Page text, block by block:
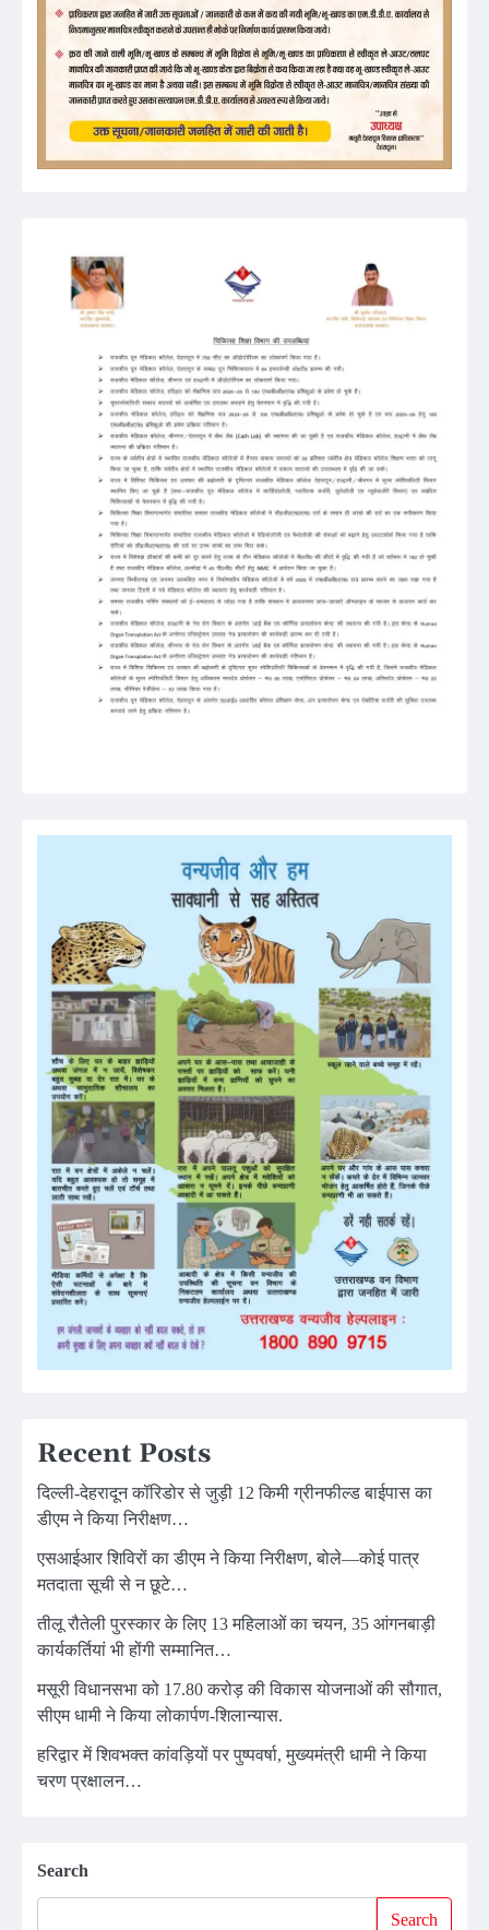
Recent Posts
दिल्ली-देहरादून कॉरिडोर से जुड़ी 12 किमी ग्रीनफील्ड बाईपास का
डीएम ने किया निरीक्षण…
एसआईआर शिविरों का डीएम ने किया निरीक्षण, बोले—कोई पात्र
मतदाता सूची से न छूटे…
तीलू रौतेली पुरस्कार के लिए 13 महिलाओं का चयन, 35 आंगनबाड़ी
कार्यकर्तियां भी होंगी सम्मानित…
मसूरी विधानसभा को 17.80 करोड़ की विकास योजनाओं की सौगात,
सीएम धामी ने किया लोकार्पण-शिलान्यास.
हरिद्वार में शिवभक्त कांवड़ियों पर पुष्पवर्षा, मुख्यमंत्री धामी ने किया
चरण प्रक्षालन…
Search
Search